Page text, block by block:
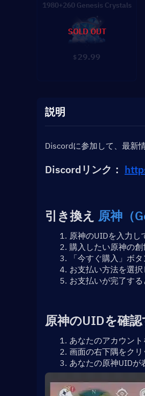
1980+260 Genesis Crystals
$ 29.99
SOLD OUT
説明
Discordに参加して、最新
Discordリンク：
引き換え 原神（
原神のUIDを入力し
購入したい原神の創
「今すぐ購入」ボ
お支払い方法を選択
お支払いが完了す
原神のUIDを確
あなたのアカウント
画面の右下隅をクリ
あなたの原神UIDが